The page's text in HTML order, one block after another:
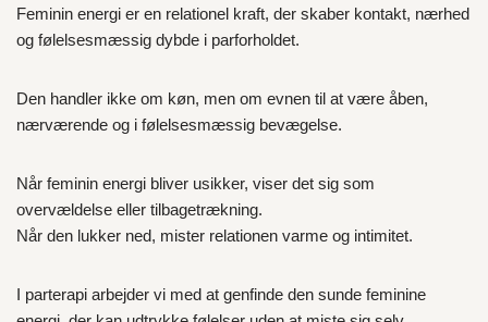
Feminin energi er en relationel kraft, der skaber kontakt, nærhed
og følelsesmæssig dybde i parforholdet.
Den handler ikke om køn, men om evnen til at være åben,
nærværende og i følelsesmæssig bevægelse.
Når feminin energi bliver usikker, viser det sig som
overvældelse eller tilbagetrækning.
Når den lukker ned, mister relationen varme og intimitet.
I parterapi arbejder vi med at genfinde den sunde feminine